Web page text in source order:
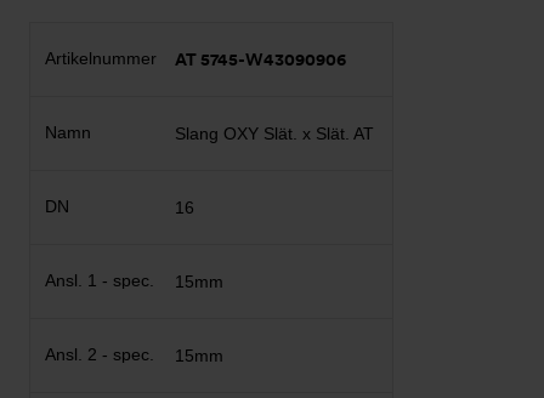
AT 5745-W43090906
Slang OXY Slät. x Slät. AT
16
15mm
15mm